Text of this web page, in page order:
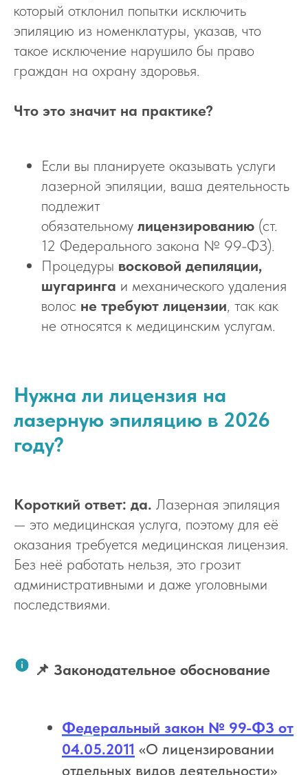
который отклонил попытки исключить
эпиляцию из номенклатуры, указав, что
такое исключение нарушило бы право
граждан на охрану здоровья.
Что это значит на практике?
Если вы планируете оказывать услуги
лазерной эпиляции, ваша деятельность
подлежит
обязательному лицензированию (ст.
12 Федерального закона № 99-ФЗ).
Процедуры восковой депиляции,
шугаринга и механического удаления
волос не требуют лицензии, так как
не относятся к медицинским услугам.
Нужна ли лицензия на
лазерную эпиляцию в 2026
году?
Короткий ответ: да. Лазерная эпиляция
— это медицинская услуга, поэтому для её
оказания требуется медицинская лицензия.
Без неё работать нельзя, это грозит
административными и даже уголовными
последствиями.
📌 Законодательное обоснование
Федеральный закон № 99-ФЗ от
04.05.2011 «О лицензировании
отдельных видов деятельности»